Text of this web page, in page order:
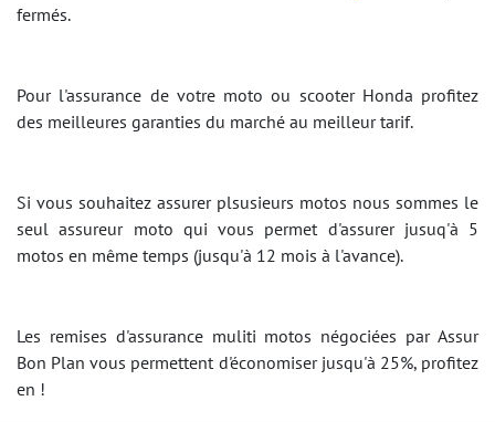
fermés.
Pour l'assurance de votre moto ou scooter Honda profitez
des meilleures garanties du marché au meilleur tarif.
Si vous souhaitez assurer plsusieurs motos nous sommes le
seul assureur moto qui vous permet d'assurer jusuq'à 5
motos en même temps (jusqu'à 12 mois à l'avance).
Les remises d'assurance muliti motos négociées par Assur
Bon Plan vous permettent d'économiser jusqu'à 25%, profitez
en !